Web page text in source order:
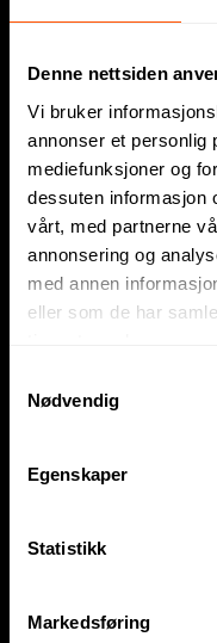
Denne nettsiden
Vi bruker
annonser et personlig
mediefunksjoner og
dessuten informasjon
vårt, med partnerne
annonsering og
med annen
eller som de har
Nødvendig
Egenskaper
Statistikk
Markedsføring
Hva trenger du?
Express
Profilartikler
Displayartikler
Firmagaver
Påskegaver